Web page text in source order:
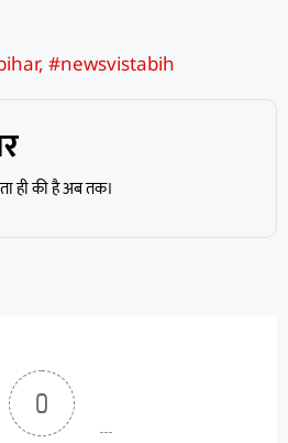
, #newsvistabih
ही की है अब तक।
0